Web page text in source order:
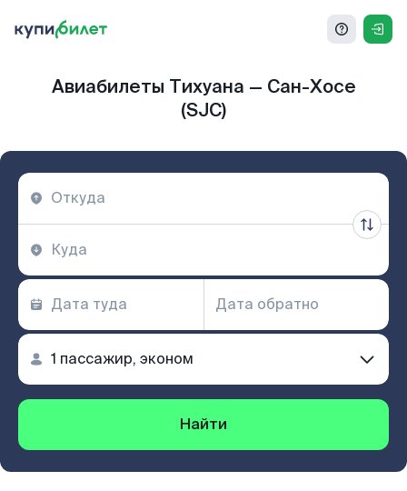
Авиабилеты Тихуана — Сан-Хосе
(SJC)
Найти